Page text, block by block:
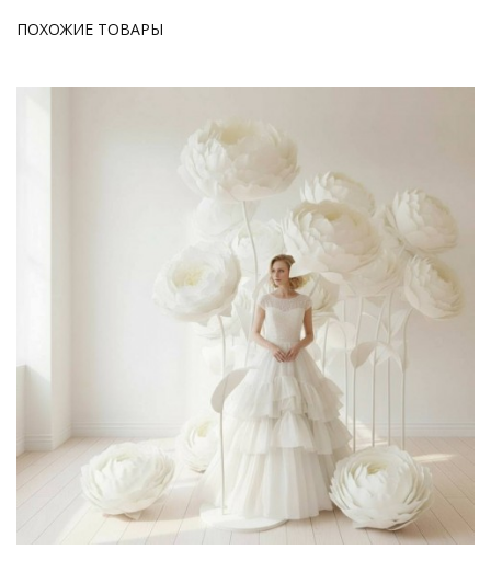
ПОХОЖИЕ ТОВАРЫ